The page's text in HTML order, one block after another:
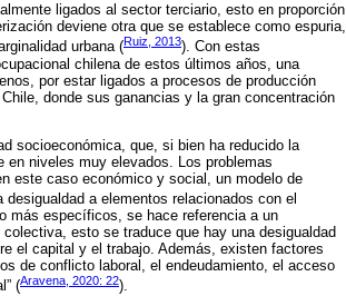
ligados al sector terciario, esto en proporción
deviene otra que se establece como espuria,
urbana (Ruiz, 2013). Con estas
chilena de estos últimos años, una
por estar ligados a procesos de producción
donde sus ganancias y la gran concentración
socioeconómica, que, si bien ha reducido la
niveles muy elevados. Los problemas
este caso económico y social, un modelo de
a elementos relacionados con el
más específicos, se hace referencia a un
esto se traduce que hay una desigualdad
el capital y el trabajo. Además, existen factores
de conflicto laboral, el endeudamiento, el acceso
(Aravena, 2020: 22).